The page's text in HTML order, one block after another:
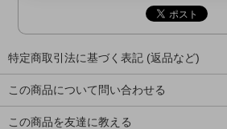
特定商取引法に基づく表記 (返品など)
この商品について問い合わせる
この商品を友達に教える